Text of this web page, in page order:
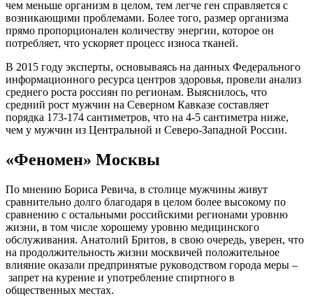
чем меньше организм в целом, тем легче ген справляется с
возникающими проблемами. Более того, размер организма
прямо пропорционален количеству энергии, которое он
потребляет, что ускоряет процесс износа тканей.
В 2015 году эксперты, основываясь на данных Федерального
информационного ресурса центров здоровья, провели анализ
среднего роста россиян по регионам. Выяснилось, что
средний рост мужчин на Северном Кавказе составляет
порядка 173-174 сантиметров, что на 4-5 сантиметра ниже,
чем у мужчин из Центральной и Северо-Западной России.
«Феномен» Москвы
По мнению Бориса Ревича, в столице мужчины живут
сравнительно долго благодаря в целом более высокому по
сравнению с остальными российскими регионами уровню
жизни, в том числе хорошему уровню медицинского
обслуживания. Анатолий Бритов, в свою очередь, уверен, что
на продолжительность жизни москвичей положительное
влияние оказали предпринятые руководством города меры –
запрет на курение и употребление спиртного в
общественных местах.